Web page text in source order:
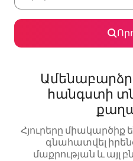
հանգստի
Հյուրերը միակարծիք
գնահատվել
մաքրության և այլ